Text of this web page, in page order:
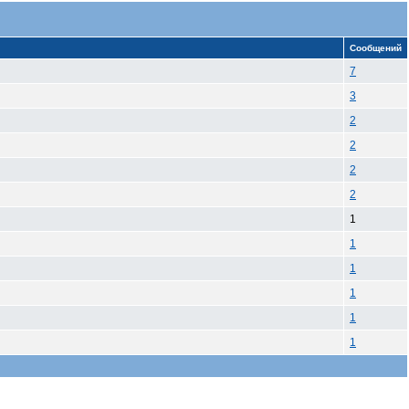
Сообщений
7
3
2
2
2
2
1
1
1
1
1
1